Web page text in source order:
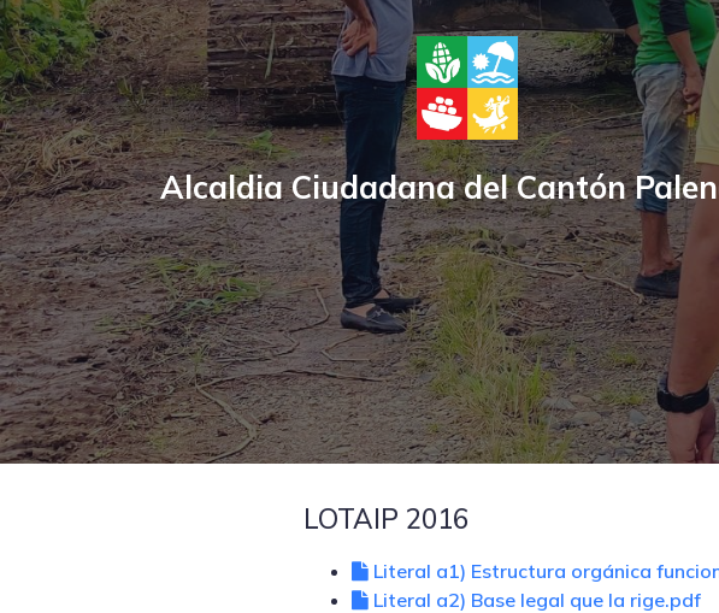
Alcaldia Ciudadana del Cantón
LOTAIP 2016
Literal a1) Estructura orgánica
Literal a2) Base legal que la rige.pdf